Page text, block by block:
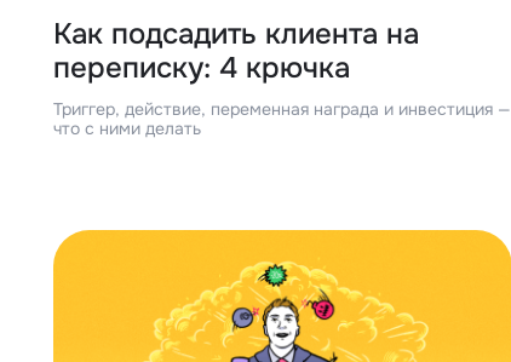
Как подсадить клиента на
переписку: 4 крючка
Триггер, действие, переменная награда и инвестиция —
что с ними делать